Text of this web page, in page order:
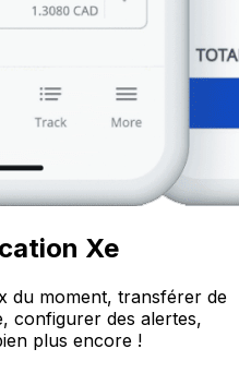
Xe
du moment, transférer de
configurer des alertes,
plus encore !